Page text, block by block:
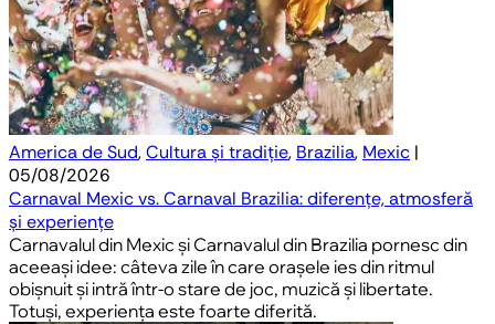
America de Sud,Cultura și tradiție, Brazilia, Mexic |
05/08/2026
Carnaval Mexic vs. Carnaval Brazilia: diferențe, atmosferă
și experiențe
Carnavalul din Mexic și Carnavalul din Brazilia pornesc din
aceeași idee: câteva zile în care orașele ies din ritmul
obișnuit și intră într-o stare de joc, muzică și libertate.
Totuși, experiența este foarte diferită.